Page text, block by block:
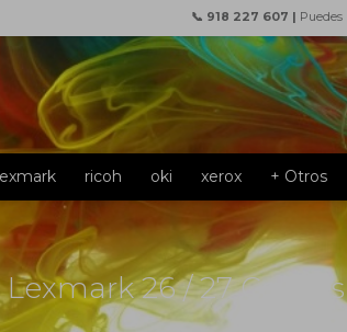
📞 918 227 607 | Puedes
ricoh oki xerox + Otros
26 / 27